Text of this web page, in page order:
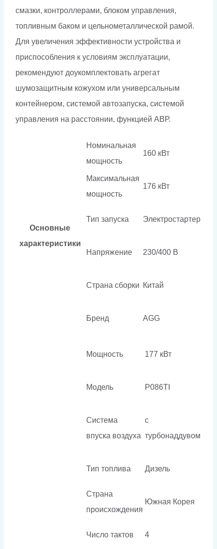
смазки, контроллерами, блоком управления,
топливным баком и цельнометаллической рамой.
Для увеличения эффективности устройства и
приспособления к условиям эксплуатации,
рекомендуют доукомплектовать агрегат
шумозащитным кожухом или универсальным
контейнером, системой автозапуска, системой
управления на расстоянии, функцией АВР.
Основные
характеристики
Номинальная
мощность
160 кВт
Максимальная
мощность
176 кВт
Тип запуска Электростартер
Напряжение 230/400 В
Страна сборки Китай
Бренд AGG
Мощность 177 кВт
Модель P086TI
Система
впуска воздуха
с
турбонаддувом
Тип топлива Дизель
Страна
происхождения
Южная Корея
Число тактов 4